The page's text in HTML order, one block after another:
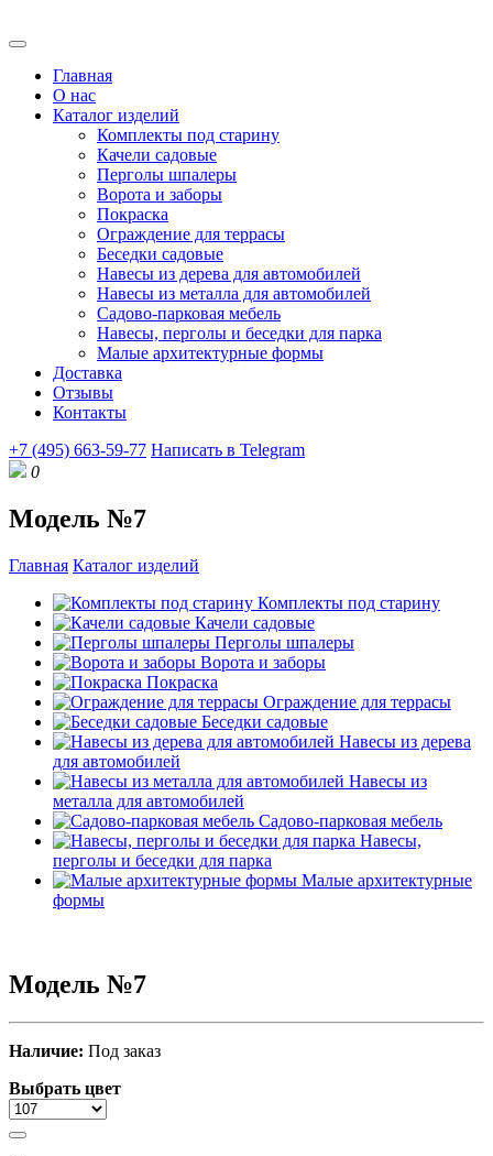
Главная
О нас
Каталог изделий
Комплекты под старину
Качели садовые
Перголы шпалеры
Ворота и заборы
Покраска
Ограждение для террасы
Беседки садовые
Навесы из дерева для автомобилей
Навесы из металла для автомобилей
Садово-парковая мебель
Навесы, перголы и беседки для парка
Малые архитектурные формы
Доставка
Отзывы
Контакты
+7 (495) 663-59-77 Написать в Telegram
0
Модель №7
Главная Каталог изделий
Комплекты под старину
Качели садовые
Перголы шпалеры
Ворота и заборы
Покраска
Ограждение для террасы
Беседки садовые
Навесы из дерева
для автомобилей
Навесы из
металла для автомобилей
Садово-парковая мебель
Навесы,
перголы и беседки для парка
Малые архитектурные
формы
Модель №7
Наличие: Под заказ
Выбрать цвет